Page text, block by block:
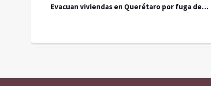
Evacuan viviendas en Querétaro por fuga de